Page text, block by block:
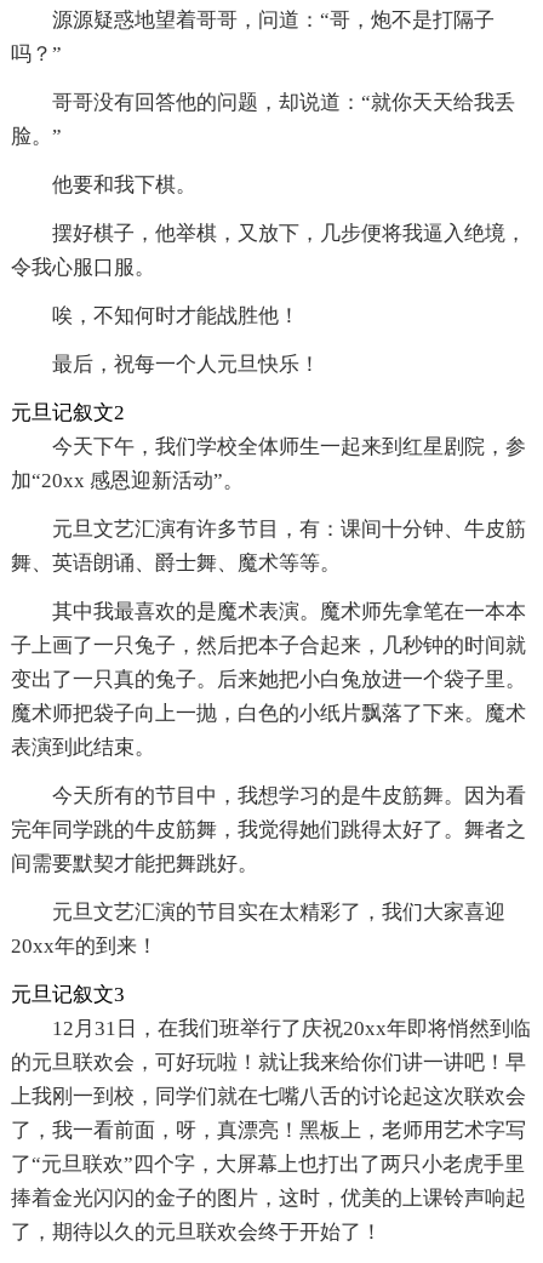
源源疑惑地望着哥哥，问道：“哥，炮不是打隔子
吗？”
哥哥没有回答他的问题，却说道：“就你天天给我丢
脸。”
他要和我下棋。
摆好棋子，他举棋，又放下，几步便将我逼入绝境，
令我心服口服。
唉，不知何时才能战胜他！
最后，祝每一个人元旦快乐！
元旦记叙文2
今天下午，我们学校全体师生一起来到红星剧院，参
加“20xx 感恩迎新活动”。
元旦文艺汇演有许多节目，有：课间十分钟、牛皮筋
舞、英语朗诵、爵士舞、魔术等等。
其中我最喜欢的是魔术表演。魔术师先拿笔在一本本
子上画了一只兔子，然后把本子合起来，几秒钟的时间就
变出了一只真的兔子。后来她把小白兔放进一个袋子里。
魔术师把袋子向上一抛，白色的小纸片飘落了下来。魔术
表演到此结束。
今天所有的节目中，我想学习的是牛皮筋舞。因为看
完年同学跳的牛皮筋舞，我觉得她们跳得太好了。舞者之
间需要默契才能把舞跳好。
元旦文艺汇演的节目实在太精彩了，我们大家喜迎
20xx年的到来！
元旦记叙文3
12月31日，在我们班举行了庆祝20xx年即将悄然到临
的元旦联欢会，可好玩啦！就让我来给你们讲一讲吧！早
上我刚一到校，同学们就在七嘴八舌的讨论起这次联欢会
了，我一看前面，呀，真漂亮！黑板上，老师用艺术字写
了“元旦联欢”四个字，大屏幕上也打出了两只小老虎手里
捧着金光闪闪的金子的图片，这时，优美的上课铃声响起
了，期待以久的元旦联欢会终于开始了！